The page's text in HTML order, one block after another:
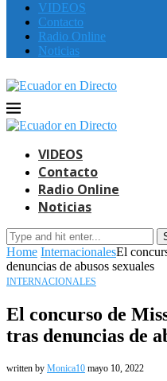
VIDEOS
Contacto
Radio Online
Noticias
VIDEOS
Contacto
Radio Online
Noticias
Home InternacionalesEl
denuncias de abusos sexuales
INTERNACIONALES
El concurso de
tras denuncias de
written by Monica10 mayo 10, 2022